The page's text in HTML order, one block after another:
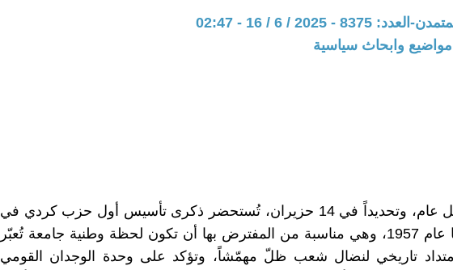
8375 - 2025 / 6 / 16 - 02:47
مواضيع وابحاث سياسية
في كل عام، وتحديداً في 14 حزيران، تُستحضر ذكرى تأسيس أول حزب كردي في
سوريا عام 1957، وهي مناسبة من المفترض بها أن تكون لحظة وطنية جامعة تُعبّر
تاريخي لنضال شعب ظلّ مهمّشاً، وتؤكد على وحدة الوجدان القومي